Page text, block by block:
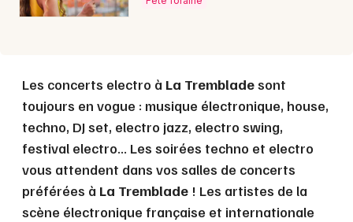
Les concerts electro à La Trembladesont
toujours en vogue : musique électronique, house,
techno, DJ set, electro jazz, electro swing,
festival electro... Les soirées techno et electro
vous attendent dans vos salles de concerts
préférées à La Tremblade ! Les artistes de la
scène électronique française et internationale